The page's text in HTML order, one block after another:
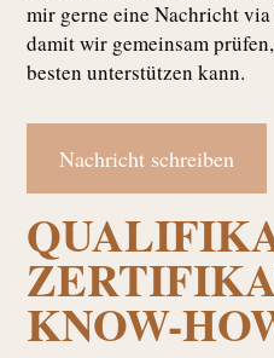
mir gerne eine Nachricht
damit wir gemeinsam
besten unterstützen kann.
Nachricht schreiben
KNOW-